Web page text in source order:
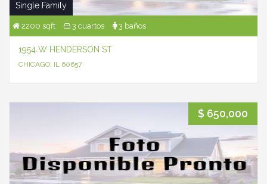
Single Family
2200 sqft 3 cuartos 3 baños
1954 W HENDERSON ST
CHICAGO, IL 60657
$ 650,000